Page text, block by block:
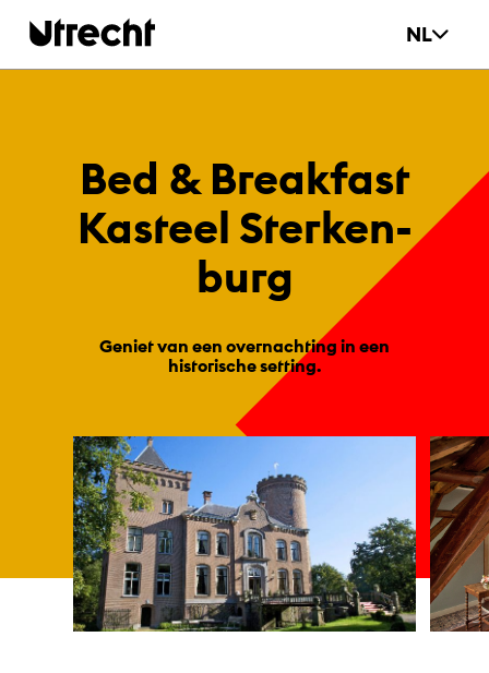
NL
Bed & Bre­ak­fast
Kas­teel Ster­ken­
burg
Geniet van een overnachting in een
historische setting.